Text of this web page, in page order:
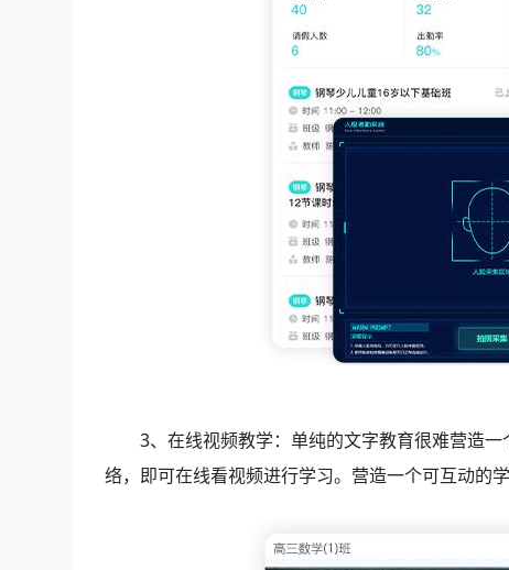
3、 在线视频教学：单纯的文字教育很难营造
络，即可在线看视频进行学习。营造一个可互动的